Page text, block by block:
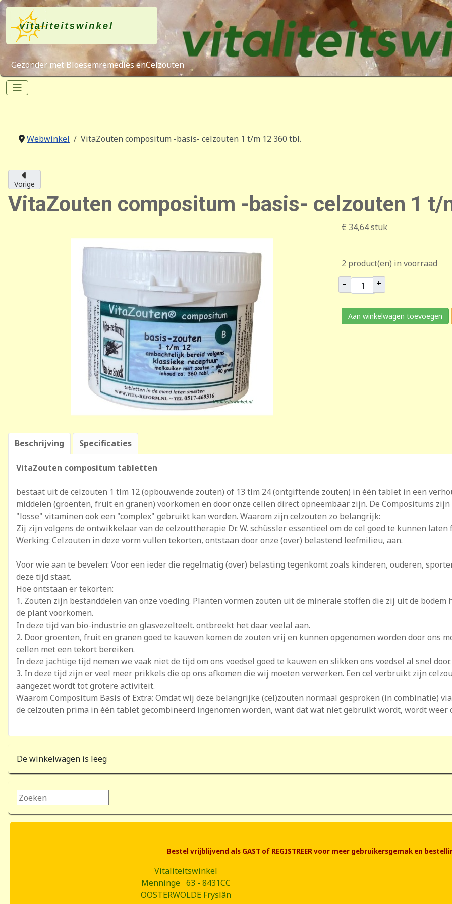
Gezonder met Bloesemremedies enCelzouten
Webwinkel VitaZouten compositum -basis- celzouten 1 t/m 12 360 tbl.
Vorige
VitaZouten compositum -basis- celzouten 1 t/
€ 34,64stuk
2 product(en) in voorraad
– +
Aan winkelwagen toevoegen
Beschrijving Specificaties
VitaZouten compositum tabletten
bestaat uit de celzouten 1 tlm 12 (opbouwende zouten) of 13 tlm 24 (ontgiftende zouten) in één tablet in een
middelen (groenten, fruit en granen) voorkomen en door onze cellen direct opneembaar zijn. De Compositums
"losse" vitaminen ook een "complex" gebruikt kan worden. Waarom zijn celzouten zo belangrijk:
Zij zijn volgens de ontwikkelaar van de celzouttherapie Dr. W. schüssler essentieel om de cel goed te kunnen laten
Werking: Celzouten in deze vorm vullen tekorten, ontstaan door onze (over) belastend leefmilieu, aan.
Voor wie aan te bevelen: Voor een ieder die regelmatig (over) belasting tegenkomt zoals kinderen, ouderen,
deze tijd staat.
Hoe ontstaan er tekorten:
1. Zouten zijn bestanddelen van onze voeding. Planten vormen zouten uit de minerale stoffen die zij uit de
de plant voorkomen.
In deze tijd van bio-industrie en glasvezelteelt. ontbreekt het daar veelal aan.
2. Door groenten, fruit en granen goed te kauwen komen de zouten vrij en kunnen opge­nomen worden door ons
cellen met een tekort bereiken.
In deze jachtige tijd nemen we vaak niet de tijd om ons voedsel goed te kauwen en slikken ons voedsel al snel door.
3. In deze tijd zijn er veel meer prikkels die op ons afkomen die wij moeten verwerken. Een cel verbruikt zijn
aangezet wordt tot grotere activiteit.
Waarom Compositum Basis of Extra: Omdat wij deze belangrijke (cel)zouten normaal gesproken (in combinatie)
de cel­zouten prima in één tablet gecombineerd ingenomen worden, want dat wat niet gebruikt wordt, wordt
De winkelwagen is leeg
Zoeken...
Bestel vrijblijvend als GAST of REGISTREER voor meer gebruikersgemak en
Vitaliteitswinkel
Menninge 63 - 8431CC
OOSTERWOLDE Fryslân